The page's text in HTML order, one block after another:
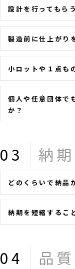
設計を行ってもら
製造前に仕上がり
小ロットや１点も
個人や任意団体で
か？
03 納
どのくらいで納品
納期を短縮するこ
04 品